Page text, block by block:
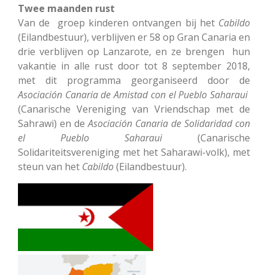
Twee maanden rust
Van de groep kinderen ontvangen bij het Cabildo
(Eilandbestuur), verblijven er 58 op Gran Canaria en
drie verblijven op Lanzarote, en ze brengen hun
vakantie in alle rust door tot 8 september 2018,
met dit programma georganiseerd door de
Asociación Canaria de Amistad con el Pueblo Saharaui
(Canarische Vereniging van Vriendschap met de
Sahrawi) en deAsociación Canaria de Solidaridad con
el Pueblo Saharaui (Canarische
Solidariteitsvereniging met het Saharawi-volk), met
steun van het Cabildo(Eilandbestuur).